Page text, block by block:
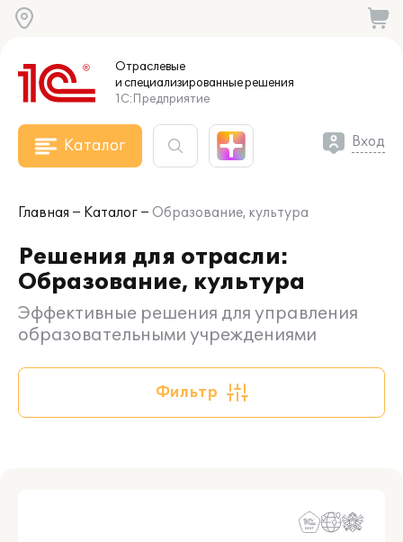
Отраслевые
и специализированныерешения
1С:Предприятие
Каталог Вход
Главная Каталог Образование, культура
Решения для отрасли:
Образование, культура
Эффективные решения для управления
образовательными учреждениями
Фильтр